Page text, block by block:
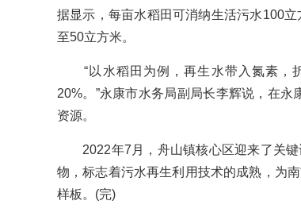
据显示，每亩水稻田可消纳生活污水100
至50立方米。
“以水稻田为例，再生水带入氮素，
20%。”永康市水务局副局长李辉说，在
资源。
2022年7月，舟山镇核心区迎来了关键
物，标志着污水再生利用技术的成熟，为
样板。(完)